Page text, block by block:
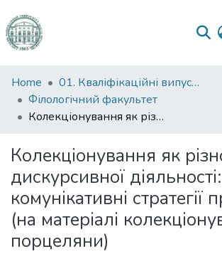
Communities
&
Collections
Statistics
Home
01. Кваліфікаційні випускні роботи здобувачів вищої освіти
Філологічний факультет
Колекціонування як різновид дискурсивної діяльності: комунікативні стратегії презентації (на матеріалі колекціонування порцеляни)
Колекціонування як
дискурсивної діяльності:
комунікативні стратегії
(на матеріалі
порцеляни)